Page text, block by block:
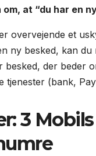
om, at “du har en
overvejende et
ny besked, kan
der beder
tjenester (bank,
3